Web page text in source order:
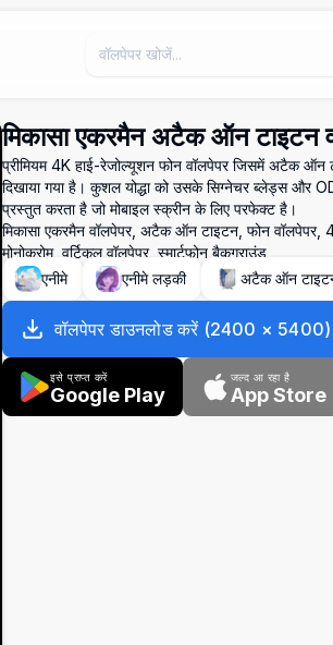
मिकासा एकरमैन अटैक ऑन टाइटन
प्रीमियम 4K हाई-रेजोल्यूशन फोन वॉलपेपर जिसमें अटैक ऑन
दिखाया गया है। कुशल योद्धा को उसके सिग्नेचर ब्लेड्स और
प्रस्तुत करता है जो मोबाइल स्क्रीन के लिए परफेक्ट है।
मिकासा एकरमैन वॉलपेपर, अटैक ऑन टाइटन, फोन वॉलपेपर,
मोनोक्रोम, वर्टिकल वॉलपेपर, स्मार्टफोन बैकग्राउंड
एनीमे
एनीमे लड़की अटैक ऑन
वॉलपेपर डाउनलोड करें (2400 × 5400)
इसे प्राप्त करें
Google Play
जल्द आ रहा है
App Store